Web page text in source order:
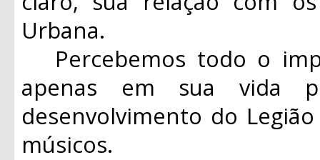
Urbana.
Percebemos todo o
apenas em sua vida
desenvolvimento do
músicos.